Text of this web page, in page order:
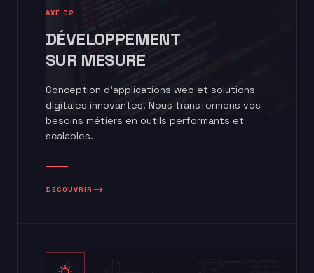
AXE 02
DÉVELOPPEMENT
SUR MESURE
Conception d'applications web et solutions
digitales innovantes. Nous transformons vos
besoins métiers en outils performants et
scalables.
DÉCOUVRIR